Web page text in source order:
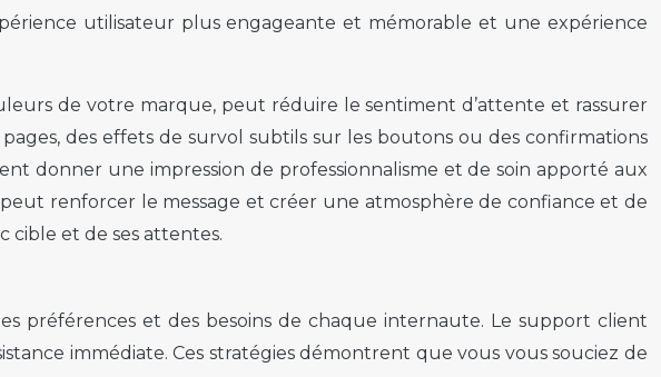
utilisateur plus engageante et mémorable et une expérience
de votre marque, peut réduire le sentiment d’attente et rassurer
des effets de survol subtils sur les boutons ou des confirmations
donner une impression de professionnalisme et de soin apporté aux
renforcer le message et créer une atmosphère de confiance et de
cible et de ses attentes.
préférences et des besoins de chaque internaute. Le support client
immédiate. Ces stratégies démontrent que vous vous souciez de